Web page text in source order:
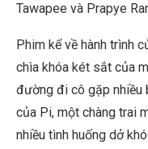
Tawapee và Prapye
Phim kể về hành trình
chìa khóa két sắt của
đường đi cô gặp nhiều
của Pi, một chàng trai
nhiều tình huống dở